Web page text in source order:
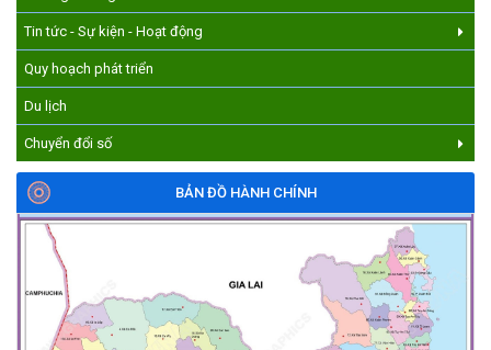
Tin tức - Sự kiện - Hoạt động
Quy hoạch phát triển
Du lịch
Chuyển đổi số
BẢN ĐỒ HÀNH CHÍNH